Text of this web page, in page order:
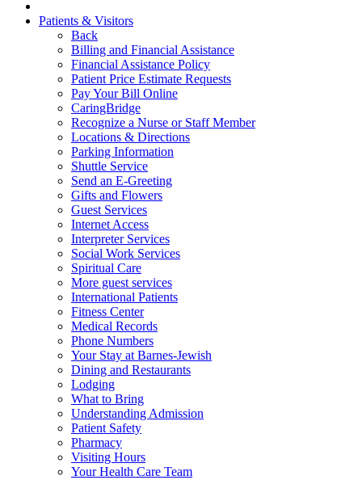
Patients & Visitors
Back
Billing and Financial Assistance
Financial Assistance Policy
Patient Price Estimate Requests
Pay Your Bill Online
CaringBridge
Recognize a Nurse or Staff Member
Locations & Directions
Parking Information
Shuttle Service
Send an E-Greeting
Gifts and Flowers
Guest Services
Internet Access
Interpreter Services
Social Work Services
Spiritual Care
More guest services
International Patients
Fitness Center
Medical Records
Phone Numbers
Your Stay at Barnes-Jewish
Dining and Restaurants
Lodging
What to Bring
Understanding Admission
Patient Safety
Pharmacy
Visiting Hours
Your Health Care Team